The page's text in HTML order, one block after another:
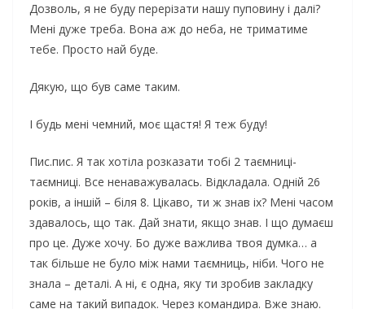
Дозволь, я не буду перерізати нашу пуповину і далі?
Мені дуже треба. Вона аж до неба, не триматиме
тебе. Просто най буде.
Дякую, що був саме таким.
І будь мені чемний, моє щастя! Я теж буду!
Пис.пис. Я так хотіла розказати тобі 2 таємниці-
таємниці. Все ненаважувалась. Відкладала. Одній 26
років, а іншій – біля 8. Цікаво, ти ж знав іх? Мені часом
здавалось, що так. Дай знати, якщо знав. І що думаєш
про це. Дуже хочу. Бо дуже важлива твоя думка… а
так більше не було між нами таємниць, ніби. Чого не
знала – деталі. А ні, є одна, яку ти зробив закладку
саме на такий випадок. Через командира. Вже знаю.